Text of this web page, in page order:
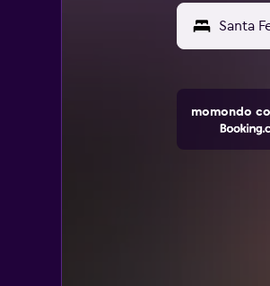
momondo